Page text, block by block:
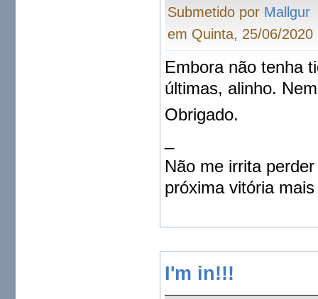
Submetido por Mallgur
em Quinta, 25/06/2020
Embora não tenha
últimas, alinho.
Obrigado.
Não me irrita
próxima vitória
I'm in!!!